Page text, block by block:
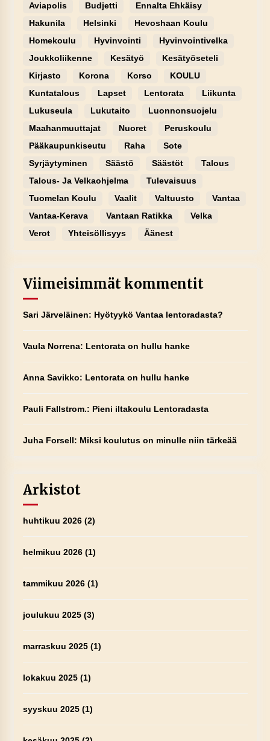
Aviapolis Budjetti
Ennalta Ehkäisy
Hakunila
Helsinki
Hevoshaan Koulu
Homekoulu
Hyvinvointi
Hyvinvointivelka
Joukkoliikenne
Kesätyö
Kesätyöseteli
Kirjasto
Korona Korso
KOULU
Kuntatalous
Lapset Lentorata
Liikunta
Lukuseula
Lukutaito
Luonnonsuojelu
Maahanmuuttajat
Nuoret
Peruskoulu
Pääkaupunkiseutu
Raha
Sote
Syrjäytyminen
Säästö Säästöt
Talous
Talous- Ja Velkaohjelma
Tulevaisuus
Tuomelan Koulu
Vaalit Valtuusto
Vantaa
Vantaa-Kerava
Vantaan Ratikka
Velka
Verot
Yhteisöllisyys Äänest
Viimeisimmät kommentit
Sari Järveläinen: Hyötyykö Vantaa lentoradasta?
Vaula Norrena: Lentorata on hullu hanke
Anna Savikko: Lentorata on hullu hanke
Pauli Fallstrom.: Pieni iltakoulu Lentoradasta
Juha Forsell: Miksi koulutus on minulle niin tärkeää
Arkistot
huhtikuu 2026(2)
helmikuu 2026(1)
tammikuu 2026(1)
joulukuu 2025(3)
marraskuu 2025(1)
lokakuu 2025(1)
syyskuu 2025(1)